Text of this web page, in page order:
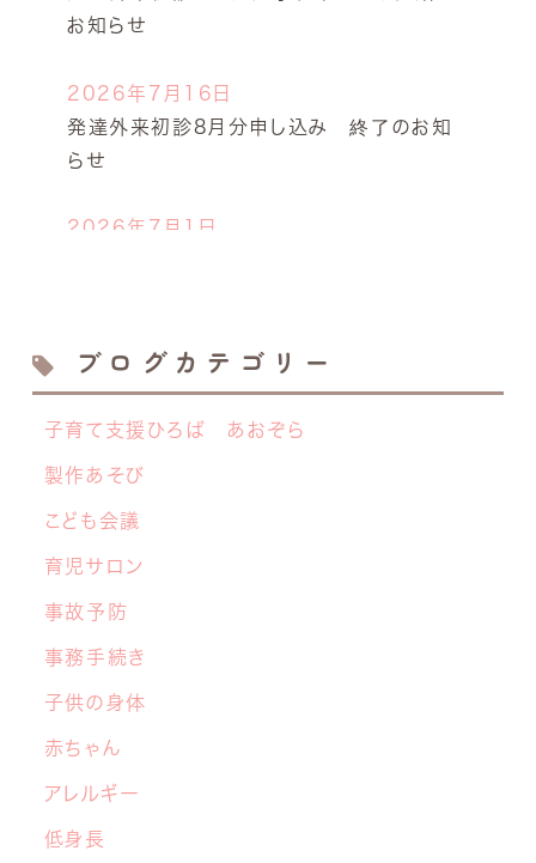
お知らせ
2026年7月16日
発達外来初診8月分申し込み 終了のお知
らせ
2026年7月1日
離乳食サロン７月の開催日決定しました！
2026年6月19日
【NEW】 離乳食サロン開催のお知らせ
2026年6月8日
中学生の交流グループ「てらこや」のご案内
【子育てこころのヒント講座】６月開催の
お知らせ
マイナ保険証と医療証のご利用について
ブログカテゴリー
子育て支援ひろば あおぞら
製作あそび
こども会議
育児サロン
事故予防
事務手続き
子供の身体
赤ちゃん
アレルギー
低身長